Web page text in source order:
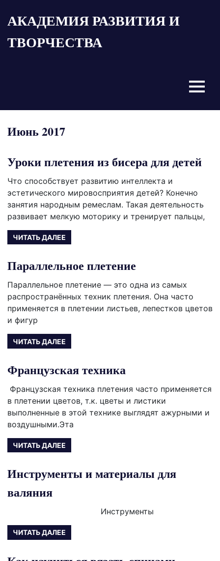
АКАДЕМИЯ РАЗВИТИЯ И
ТВОРЧЕСТВА
Menu
Июнь 2017
Уроки плетения из бисера для детей
Что способствует развитию интеллекта и
эстетического мировосприятия детей? Конечно
занятия народным ремеслам. Такая деятельность
развивает мелкую моторику и тренирует пальцы,
ЧИТАТЬ ДАЛЕЕ
Параллельное плетение
Параллельное плетение — это одна из самых
распространённых техник плетения. Она часто
применяется в плетении листьев, лепестков цветов
и фигур
ЧИТАТЬ ДАЛЕЕ
Французская техника
Французская техника плетения часто применяется
в плетении цветов, т.к. цветы и листики
выполненные в этой технике выглядят ажурными и
воздушными.Эта
ЧИТАТЬ ДАЛЕЕ
Инструменты и материалы для
валяния
Инструменты
ЧИТАТЬ ДАЛЕЕ